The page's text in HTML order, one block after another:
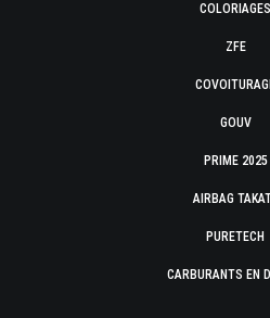
COLORIAGES
ZFE
GOUV
PRIME 2025
AIRBAG
PURETECH
CARBURANTS EN